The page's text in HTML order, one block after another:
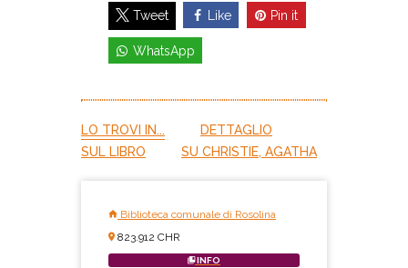
Tweet Like Pin it
WhatsApp
LO TROVI IN...
DETTAGLIO
SUL LIBRO
SU CHRISTIE, AGATHA
Biblioteca comunale di Rosolina
823.912 CHR
INFO